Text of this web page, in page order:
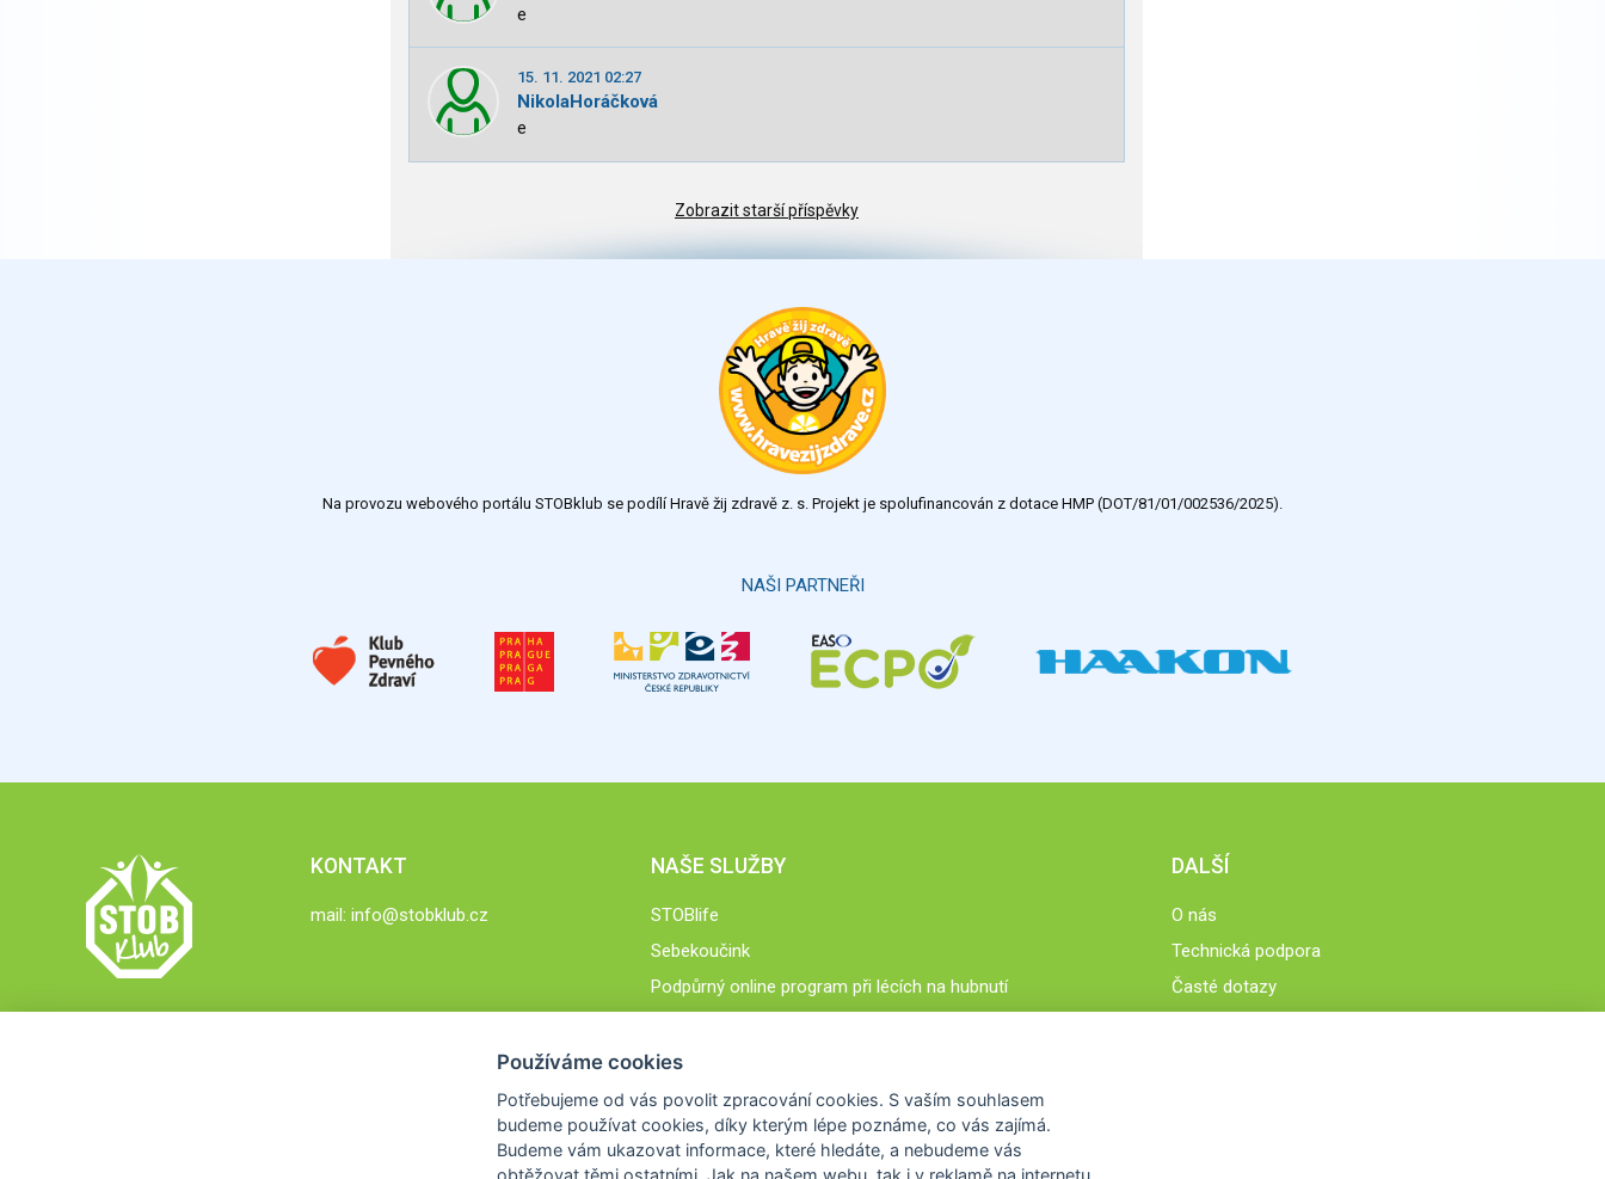
e
15. 11. 2021 02:27
NikolaHoráčková
e
Zobrazit starší příspěvky
Na provozu webového portálu STOBklub se podílí Hravě žij zdravě z. s. Projekt je spolufinancován z dotace HMP (DOT/81/01/002536/2025).
NAŠI PARTNEŘI
KONTAKT
mail: info@stobklub.cz
NAŠE SLUŽBY
STOBlife
Sebekoučink
Podpůrný online program při lécích na hubnutí
DALŠÍ
O nás
Technická podpora
Časté dotazy
Používáme cookies
Potřebujeme od vás povolit zpracování cookies. S vaším souhlasem
budeme používat cookies, díky kterým lépe poznáme, co vás zajímá.
Budeme vám ukazovat informace, které hledáte, a nebudeme vás